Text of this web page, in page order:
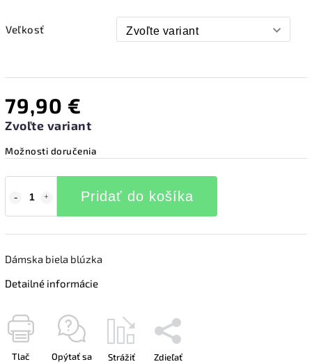
Veľkosť
79,90 €
Zvoľte variant
Možnosti doručenia
Pridať do košíka
Dámska biela blúzka
Detailné informácie
Tlač Opýtať sa Strážiť Zdieľať